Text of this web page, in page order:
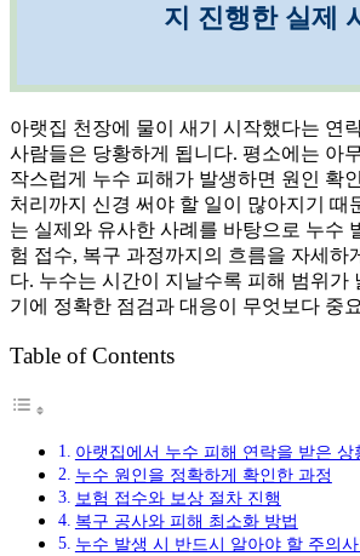
지 진행한 실제
아랫집 천장에 물이 새기 시작했다는 연
사람들은 당황하게 됩니다. 평소에는 아
작스럽게 누수 피해가 발생하면 원인 확
처리까지 신경 써야 할 일이 많아지기 때
는 실제와 유사한 사례를 바탕으로 누수
험 접수, 복구 과정까지의 흐름을 자세하
다. 누수는 시간이 지날수록 피해 범위가
기에 정확한 점검과 대응이 무엇보다 중
Table of Contents
아랫집에서 누수 피해 연락을 받은 상
누수 원인을 정확하게 확인한 과정
보험 접수와 보상 절차 진행
복구 공사와 피해 최소화 방법
누수 발생 시 반드시 알아야 할 주의